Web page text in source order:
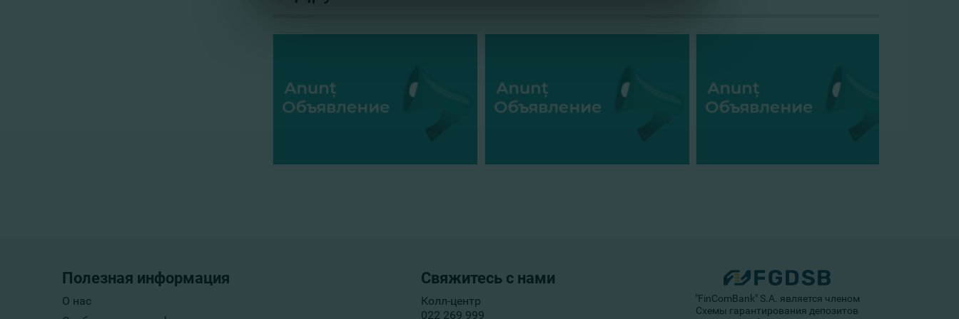
Полезная информация
О нас
Свяжитесь с нами
Колл-центр
022 269 999
"FinComBank" S.A. является членом
Схемы гарантирования депозитов